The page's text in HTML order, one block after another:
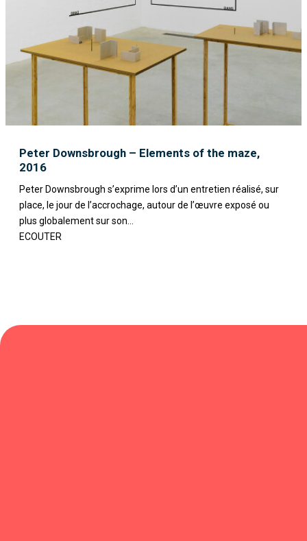
Peter Downsbrough – Elements of the maze,
2016
Peter Downsbrough s’exprime lors d’un entretien réalisé, sur
place, le jour de l’accrochage, autour de l’œuvre exposé ou
plus globalement sur son...
ECOUTER